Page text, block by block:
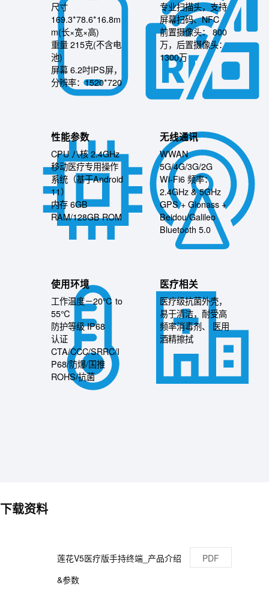
尺寸
169.3*78.6*16.8m
m(长×宽×高)
重量 215克(不含电
池)
屏幕 6.2吋IPS屏，
分辨率：1520*720
专业扫描头，支持
屏幕扫码、NFC
前置摄像头： 800
万，后置摄像头：
1300万
性能参数
CPU 八核 2.4GHz
移动医疗专用操作
系统（基于Android
11）
内存 6GB
RAM/128GB ROM
无线通讯
WWAN
5G/4G/3G/2G
Wi-Fi6 频率：
2.4GHz & 5GHz
GPS + Glonass +
Beidou/Galileo
Bluetooth 5.0
使用环境
工作温度－20℃ to
55℃
防护等级 IP68
认证
CTA/CCC/SRRC/I
P68/防爆/国推
ROHS/抗菌
医疗相关
医疗级抗菌外壳，
易于清洁，耐受高
频率消毒剂、 医用
酒精擦拭
下载资料
莲花V5医疗版手持终端_产品介绍
&参数
PDF